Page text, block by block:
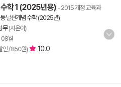
수학 1 (2025년용) - 2015 개정 교육과
날선개념 수학 (2025년)
무(지은이)
08월
인 / 850원)
10.0